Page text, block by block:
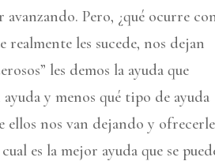
Pero, ¿qué ocurre
realmente les sucede, nos dejan
les demos la ayuda que
y menos qué tipo de ayuda
ellos nos van dejando y
es la mejor ayuda que se